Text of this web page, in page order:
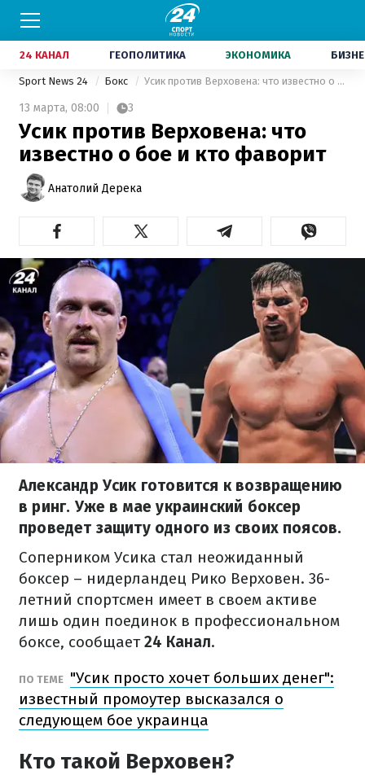
24 КАНАЛ ГЕОПОЛИТИКА ЭКОНОМИКА
Sport News 24 Бокс Усик против Верховена: что известно о бое и кто фаворит
13 марта, 08:00 3
Усик против Верховена: что
известно о бое и кто фаворит
Анатолий Дерека
Александр Усик готовится к возвращению
в ринг. Уже в мае украинский боксер
проведет защиту одного из своих поясов.
Соперником Усика стал неожиданный
боксер – нидерландец Рико Верховен. 36-
летний спортсмен имеет в своем активе
лишь один поединок в профессиональном
боксе, сообщает24 Канал.
ПО ТЕМЕ "Усик просто хочет больших денег":
известный промоутер высказался о
следующем бое украинца
Кто такой Верховен?